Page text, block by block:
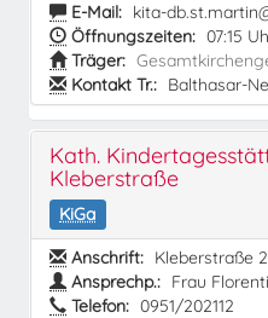
E-Mail: kita-
Öffnungszeiten: 07:15
Träger:
Kontakt Tr.: Balthasar-
Kath.
Kleberstraße
KiGa
Anschrift: Kleberstraße
Ansprechp.: Frau
Telefon: 0951/202112